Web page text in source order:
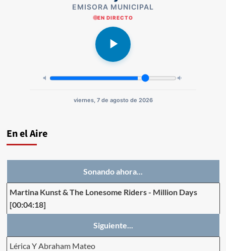
EMISORA MUNICIPAL
EN DIRECTO
viernes, 7 de agosto de 2026
En el Aire
Sonando ahora...
Martina Kunst & The Lonesome Riders- Million Days
[00:04:18]
Siguiente...
Lérica Y Abraham Mateo